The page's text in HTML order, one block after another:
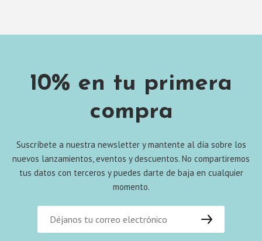
10% en tu primera
compra
Suscríbete a nuestra newsletter y mantente al día sobre los
nuevos lanzamientos, eventos y descuentos. No compartiremos
tus datos con terceros y puedes darte de baja en cualquier
momento.